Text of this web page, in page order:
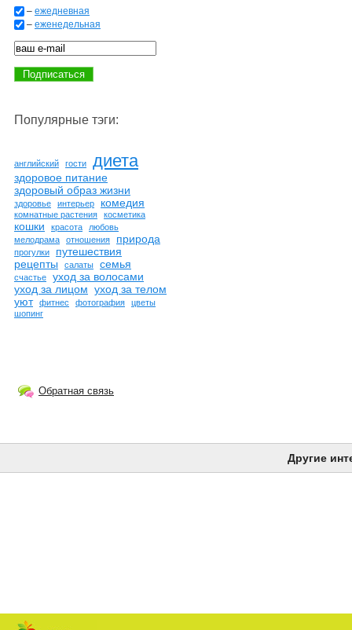
– ежедневная
– еженедельная
Популярные тэги:
английский гости диета
здоровое питание
здоровый образ жизни
здоровье интерьер комедия
комнатные растения косметика
кошки красота
любовь
мелодрама
отношения природа
прогулки
путешествия
рецепты
салаты семья
счастье
уход за волосами
уход за лицом уход за телом
уют
фитнес фотография
цветы
шопинг
Обратная связь
Другие